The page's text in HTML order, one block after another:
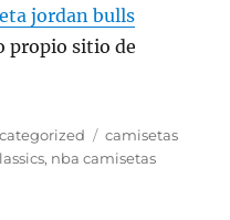
jordan bulls
propio sitio de
Etiquetas
camisetas
, nba camisetas